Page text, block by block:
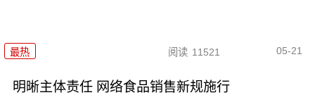
最热 阅读 11521 05-21
明晰主体责任 网络食品销售新规施行